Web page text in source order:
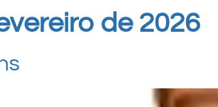
de 2026